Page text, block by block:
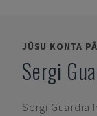
JŪSU KONTA
Sergi
Sergi Guardia